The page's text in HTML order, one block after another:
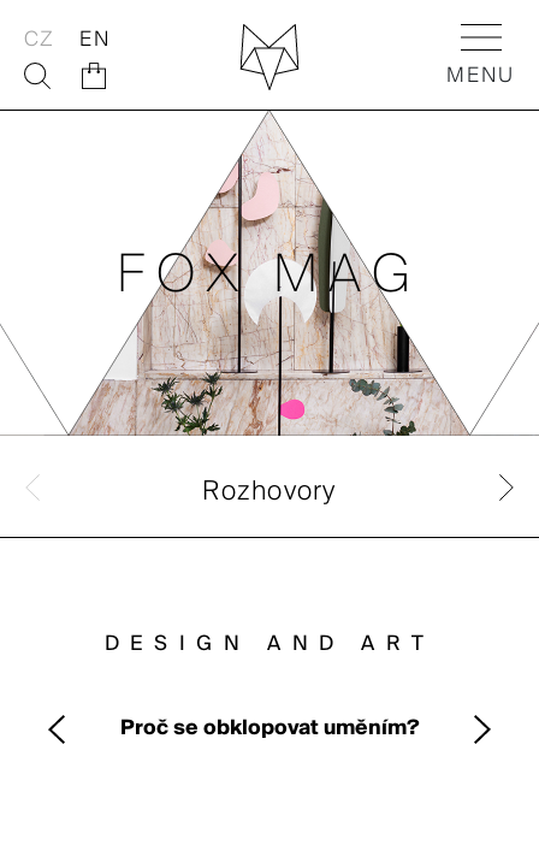
CZ
EN
MENU
FOX ACTIVITIES
FOX Kids
FOX Events
FOX MAG
Rozhovory
DESIGN AND ART
Proč se obklopovat uměním?